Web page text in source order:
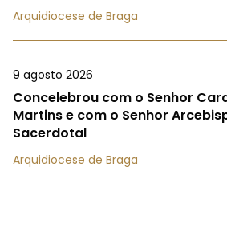
Arquidiocese de Braga
9 agosto 2026
Concelebrou com o Senhor
Martins e com o Senhor
Sacerdotal
Arquidiocese de Braga